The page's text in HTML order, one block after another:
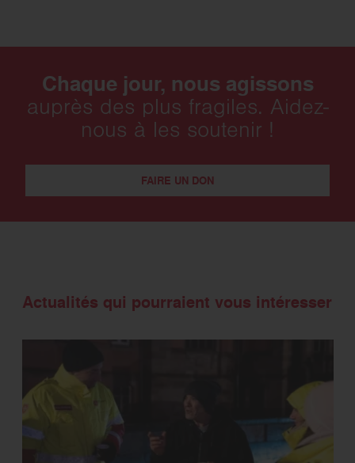
Chaque jour, nous agissons
auprès des plus fragiles. Aidez-
nous à les soutenir !
FAIRE UN DON
Actualités qui pourraient vous intéresser